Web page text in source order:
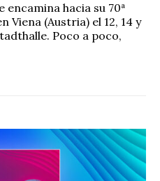
encamina hacia su 70ª
Viena (Austria) el 12, 14 y
Poco a poco,